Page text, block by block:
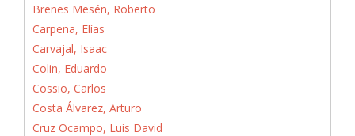
Brenes Mesén, Roberto
Carpena, Elías
Carvajal, Isaac
Colin, Eduardo
Cossio, Carlos
Costa Álvarez, Arturo
Cruz Ocampo, Luis David